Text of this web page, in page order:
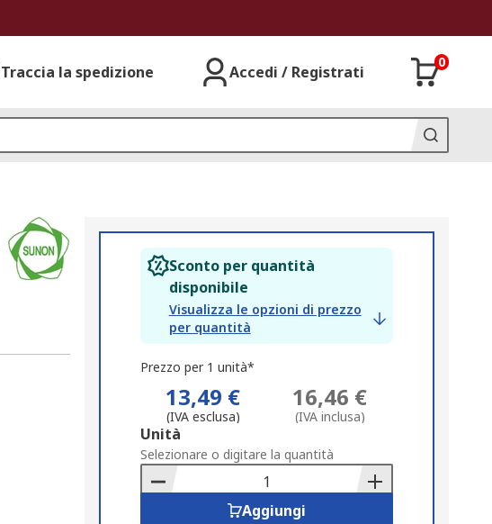
Traccia la spedizione Accedi / Registrati
0
Sconto per quantità
disponibile
Visualizza le opzioni di prezzo
per quantità
Prezzo per 1 unità*
13,49 €
(IVA esclusa)
16,46 €
(IVA inclusa)
Add
to
Basket
Unità
Selezionare o digitare la quantità
Aggiungi